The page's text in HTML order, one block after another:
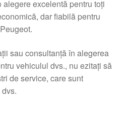
excelentă pentru toți
dar fiabilă pentru
sau consultanță în alegerea
vehiculul dvs., nu ezitați să
de service, care sunt